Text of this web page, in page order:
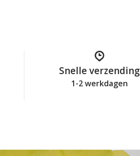
Snelle verzending
1-2 werkdagen